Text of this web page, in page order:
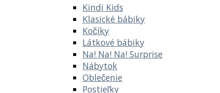
Kindi Kids
Klasické bábiky
Kočíky
Látkové bábiky
Na! Na! Na! Surprise
Nábytok
Oblečenie
Postieľky